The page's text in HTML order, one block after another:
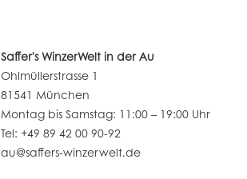
Saffer's WinzerWelt in der Au
Ohlmüllerstrasse 1
81541 München
Montag bis Samstag: 11:00 – 19:00 Uhr
Tel: +49 89 42 00 90-92
au@saffers-winzerwelt.de